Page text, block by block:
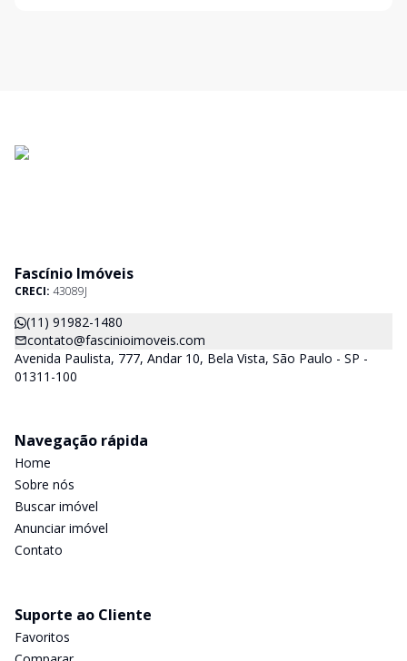
Fascínio Imóveis
CRECI: 43089J
(11) 91982-1480
contato@fascinioimoveis.com
Avenida Paulista, 777, Andar 10, Bela Vista, São Paulo - SP -
01311-100
Navegação rápida
Home
Sobre nós
Buscar imóvel
Anunciar imóvel
Contato
Suporte ao Cliente
Favoritos